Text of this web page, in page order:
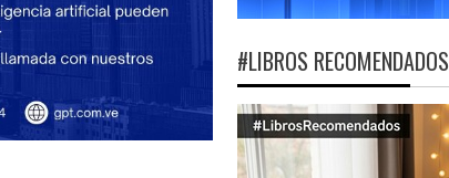
#LIBROS RECOMENDADOS